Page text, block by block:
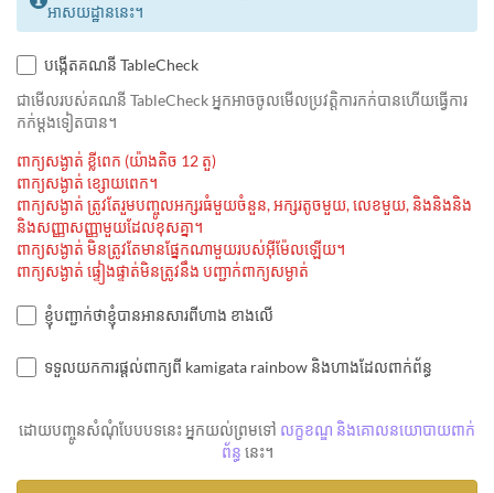
អាសយដ្ឋាននេះ។
បង្កើតគណនី TableCheck
ជាមេីលរបស់គណនី TableCheck អ្នកអាចចូលមើលប្រវត្តិការកក់បានហើយធ្វើការ
កក់ម្ដងទៀតបាន។
ពាក្យសង្ងាត់ ខ្លីពេក (យ៉ាងតិច 12 តួ)
ពាក្យសង្ងាត់ ខ្សោយពេក។
ពាក្យសង្ងាត់ ត្រូវតែរួមបញ្ចូលអក្សរធំមួយចំនួន, អក្សរតូចមួយ, លេខមួយ, និងនិងនិង
និងសញ្ញាសញ្ញាមួយដែលខុសគ្នា។
ពាក្យសង្ងាត់ មិនត្រូវតែមានផ្នែកណាមួយរបស់អ៊ីម៉ែលឡើយ។
ពាក្យសង្ងាត់ ផ្ទៀងផ្ទាត់មិនត្រូវនឹង បញ្ជាក់ពាក្យសម្ងាត់
ខ្ញុំបញ្ជាក់ថាខ្ញុំបានអានសារពីហាង ខាងលើ
ទទួលយកការផ្តល់ពាក្យពី kamigata rainbow និងហាងដែលពាក់ព័ន្ធ
ដោយបញ្ចូនសំណុំបែបបទនេះ អ្នកយល់ព្រមទៅ លក្ខខណ្ឌ និងគោលនយោបាយពាក់
ព័ន្ធ នេះ។